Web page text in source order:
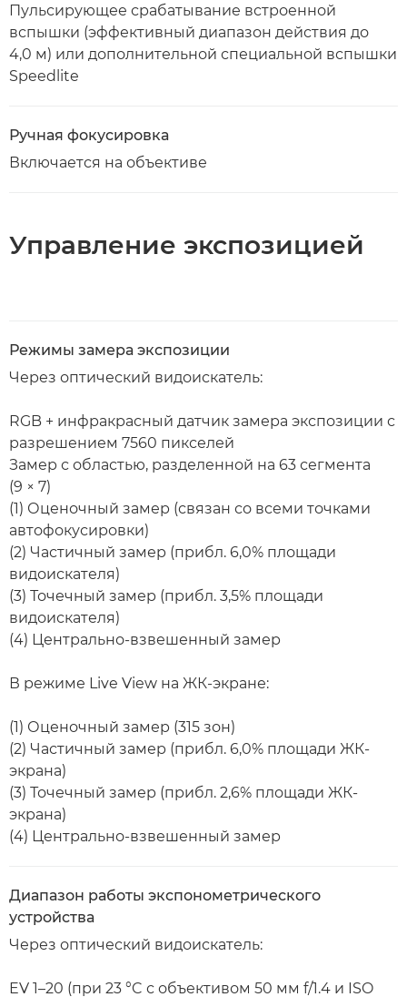
Пульсирующее срабатывание встроенной
вспышки (эффективный диапазон действия до
4,0 м) или дополнительной специальной вспышки
Speedlite
Ручная фокусировка
Включается на объективе
Управление экспозицией
Режимы замера экспозиции
Через оптический видоискатель:
RGB + инфракрасный датчик замера экспозиции с
разрешением 7560 пикселей
Замер с областью, разделенной на 63 сегмента
(9 × 7)
(1) Оценочный замер (связан со всеми точками
автофокусировки)
(2) Частичный замер (прибл. 6,0% площади
видоискателя)
(3) Точечный замер (прибл. 3,5% площади
видоискателя)
(4) Центрально-взвешенный замер
В режиме Live View на ЖК-экране:
(1) Оценочный замер (315 зон)
(2) Частичный замер (прибл. 6,0% площади ЖК-
экрана)
(3) Точечный замер (прибл. 2,6% площади ЖК-
экрана)
(4) Центрально-взвешенный замер
Диапазон работы экспонометрического
устройства
Через оптический видоискатель:
EV 1–20 (при 23 °C с объективом 50 мм f/1.4 и ISO